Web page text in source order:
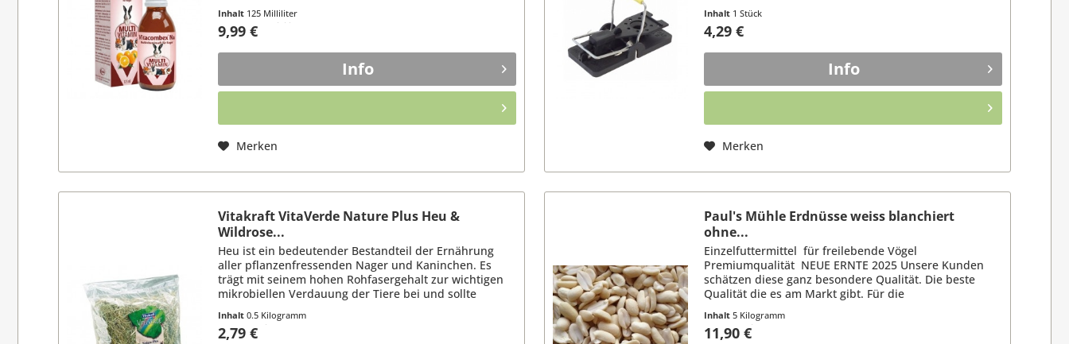
Inhalt 125 Milliliter
(7,99 € / 100 Milliliter)
9,99 €
Info
Merken
Inhalt 1 Stück
4,29 €
Info
Merken
Vitakraft VitaVerde Nature Plus Heu &
Wildrose...
Heu ist ein bedeutender Bestandteil der Ernährung
aller pflanzenfressenden Nager und Kaninchen. Es
trägt mit seinem hohen Rohfasergehalt zur wichtigen
mikrobiellen Verdauung der Tiere bei und sollte
grundsätzlich in ausreichenden...
Inhalt0.5 Kilogramm
(5,58 € / 1 Kilogramm)
2,79 €
Paul's Mühle Erdnüsse weiss blanchiert
ohne...
Einzelfuttermittel für freilebende Vögel
Premiumqualität NEUE ERNTE 2025 Unsere Kunden
schätzen diese ganz besondere Qualität. Die beste
Qualität die es am Markt gibt. Für die
Ganzjahresfütterung bestens...
Inhalt5 Kilogramm
(2,38 € / 1 Kilogramm)
11,90 €